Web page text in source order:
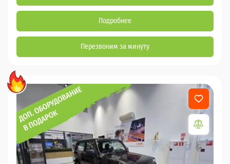
Подробнее
Перезвоним за минуту